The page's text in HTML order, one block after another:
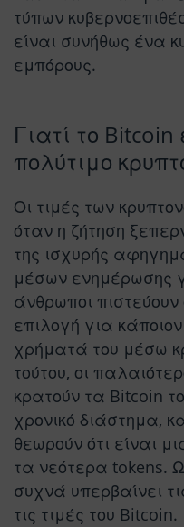
τύπων
είναι συνήθως ένα
εμπόρους.
Γιατί το Bitcoin
πολύτιμο
Οι τιμές των
όταν η ζήτηση
της ισχυρής
μέσων ενημέρωσης
άνθρωποι
επιλογή για
χρήματά του μέσω
τούτου, οι
κρατούν τα Bitcoin
χρονικό διάστημα,
θεωρούν ότι είναι
τα νεότερα tokens.
συχνά υπερβαίνει
τις τιμές του Bitcoin.